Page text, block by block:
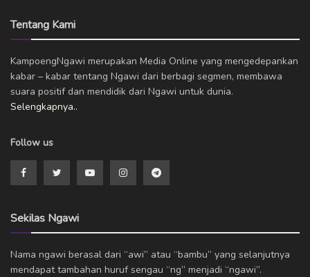
Tentang Kami
KampoengNgawi merupakan Media Online yang mengedepankan
kabar – kabar tentang Ngawi dari berbagi segmen, membawa
suara positif dan mendidik dari Ngawi untuk dunia.
Selengkapnya..
Follow us
Sekilas Ngawi
Nama ngawi berasal dari “awi” atau “bambu” yang selanjutnya
mendapat tambahan huruf sengau “ng” menjadi “ngawi”.